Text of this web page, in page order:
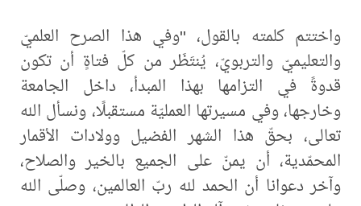
واختتم كلمته بالقول، "وفي هذا الصرح العلميّ
والتعليميّ والتربويّ، يُنتَظَر من كلّ فتاةٍ أن تكون
قدوةً في التزامها بهذا المبدأ، داخل الجامعة
وخارجها، وفي مسيرتها العمليّة مستقبلًا، ونسأل الله
تعالى، بحقّ هذا الشهر الفضيل وولادات الأقمار
المحمّدية، أن يمنّ على الجميع بالخير والصلاح،
وآخر دعوانا أن الحمد لله ربّ العالمين، وصلّى الله